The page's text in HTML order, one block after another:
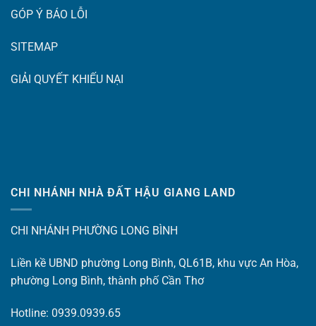
GÓP Ý BÁO LỖI
SITEMAP
GIẢI QUYẾT KHIẾU NẠI
CHI NHÁNH NHÀ ĐẤT HẬU GIANG LAND
CHI NHÁNH PHƯỜNG LONG BÌNH
Liền kề UBND phường Long Bình, QL61B, khu vực An Hòa,
phường Long Bình, thành phố Cần Thơ
Hotline: 0939.0939.65